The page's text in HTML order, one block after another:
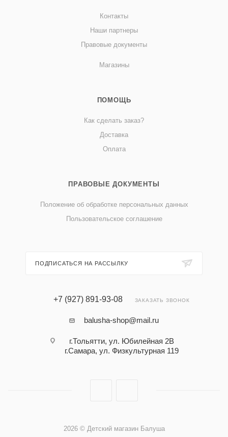
Контакты
Наши партнеры
Правовые документы
Магазины
ПОМОЩЬ
Как сделать заказ?
Доставка
Оплата
ПРАВОВЫЕ ДОКУМЕНТЫ
Положение об обработке персональных данных
Пользовательское соглашение
ПОДПИСАТЬСЯ НА РАССЫЛКУ
+7 (927) 891-93-08 ЗАКАЗАТЬ ЗВОНОК
balusha-shop@mail.ru
г.Тольятти, ул. Юбилейная 2В
г.Самара, ул. Физкультурная 119
2026 © Детский магазин Балуша